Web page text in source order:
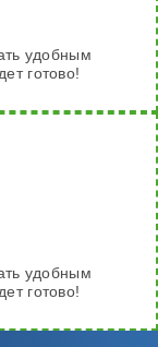
удобным
готово!
удобным
готово!